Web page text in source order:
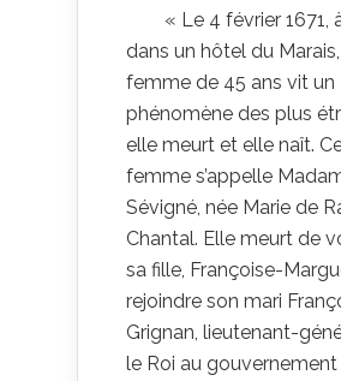
« Le 4 février 1671,
dans un hôtel du
femme de 45 ans vit un
phénomène des plus
elle meurt et elle naît.
femme s’appelle
Sévigné, née Marie de
Chantal. Elle meurt de
sa fille, Françoise-
rejoindre son mari
Grignan, lieutenant-
le Roi au